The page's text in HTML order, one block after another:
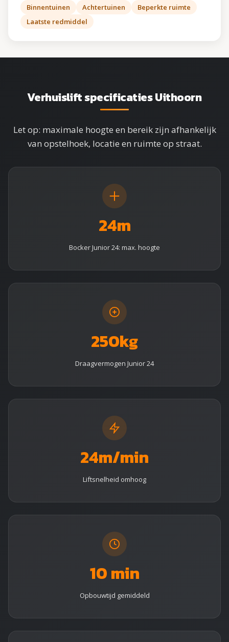
Binnentuinen Achtertuinen
Beperkte ruimte
Laatste redmiddel
Verhuislift specificaties Uithoorn
Let op: maximale hoogte en bereik zijn afhankelijk
van opstelhoek, locatie en ruimte op straat.
24m
Bocker Junior 24: max. hoogte
250kg
Draagvermogen Junior 24
24m/min
Liftsnelheid omhoog
10 min
Opbouwtijd gemiddeld